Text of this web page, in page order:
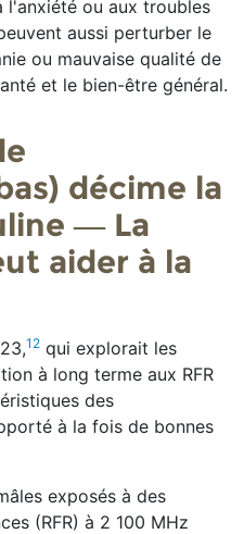
l'anxiété ou aux troubles
aussi perturber le
ou mauvaise qualité de
et le bien-être général.
décime la
— La
aider à la
12 qui explorait les
à long terme aux RFR
des
à la fois de bonnes
exposés à des
(RFR) à 2 100 MHz